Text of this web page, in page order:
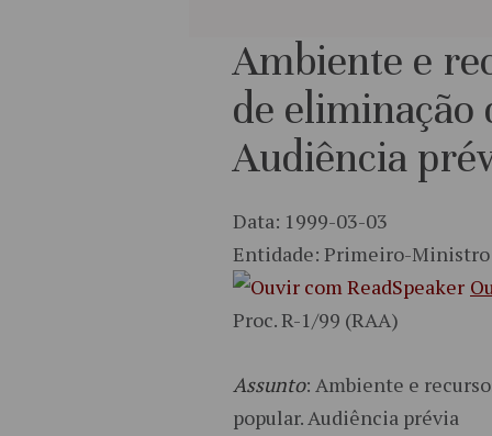
Ambiente e
de eliminação
Audiência
Data: 1999-03-03
Entidade: Primeiro-Ministro
Proc. R-1/99 (RAA)
Assunto: Ambiente e
popular. Audiência prévia